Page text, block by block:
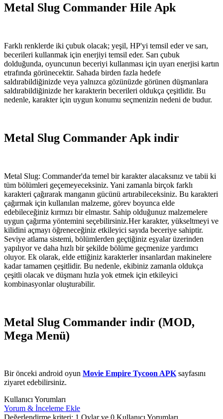
Metal Slug Commander Hile Apk
Farklı renklerde iki çubuk olacak; yeşil, HP'yi temsil eder ve sarı,
becerileri kullanmak için enerjiyi temsil eder. Sarı çubuk
dolduğunda, oyuncunun beceriyi kullanması için uyarı enerjisi kartın
etrafında görünecektir. Sahada birden fazla hedefe
saldırabildiğinizde veya yalnızca gözünüzde görünen düşmanlara
saldırabildiğinizde her karakterin becerileri oldukça çeşitlidir. Bu
nedenle, karakter için uygun konumu seçmenizin nedeni de budur.
Metal Slug Commander Apk indir
Metal Slug: Commander'da temel bir karakter alacaksınız ve tabii ki
tüm bölümleri geçemeyeceksiniz. Yani zamanla birçok farklı
karakteri çağırarak manganın gücünü artırabileceksiniz. Bu karakteri
çağırmak için kullanılan malzeme, görev boyunca elde
edebileceğiniz kırmızı bir elmastır. Sahip olduğunuz malzemelere
uygun çağırma yöntemini seçebilirsiniz.Her karakter, yükseltmeyi ve
kilidini açmayı öğreneceğiniz etkileyici sayıda beceriye sahiptir.
Seviye atlama sistemi, bölümlerden geçtiğiniz eşyalar üzerinden
yapılıyor ve daha hızlı bir şekilde bölüme geçmenize yardımcı
oluyor. Ek olarak, elde ettiğiniz karakterler insanlardan makinelere
kadar tamamen çeşitlidir. Bu nedenle, ekibiniz zamanla oldukça
çeşitli olacak ve düşmanı hızla yok etmek için etkileyici
kombinasyonlar oluşturabilir.
Metal Slug Commander indir (MOD,
Mega Menü)
Bir önceki android oyun Movie Empire Tycoon APKsayfasını
ziyaret edebilirsiniz.
Kullanıcı Yorumları
Yorum & İnceleme Ekle